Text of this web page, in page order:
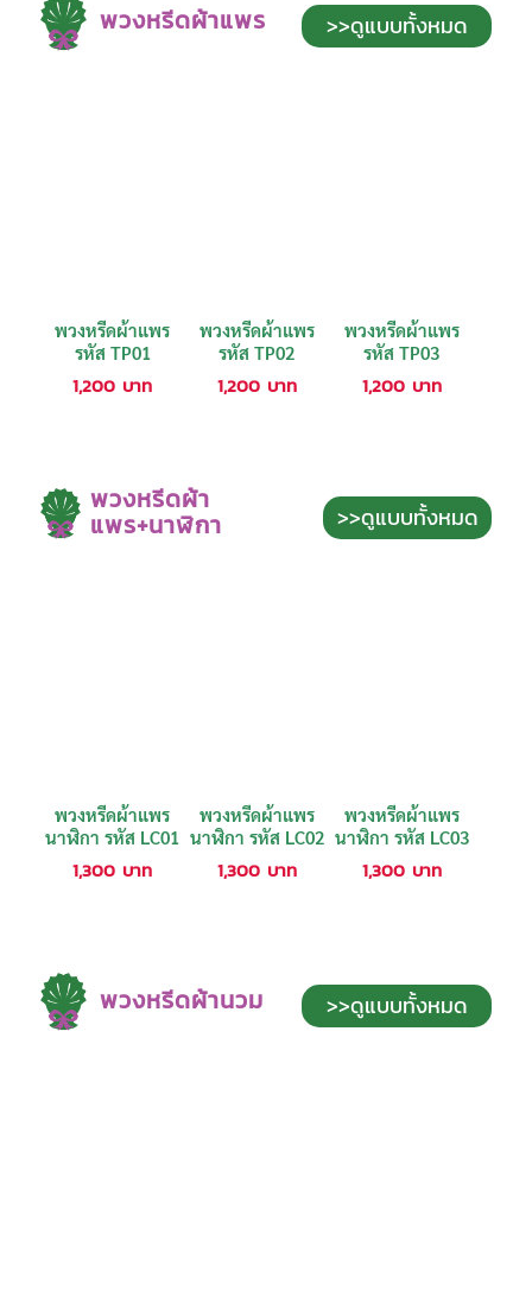
พวงหรีดผ้าแพร >>ดูแบบทั้งหมด
พวงหรีดผ้าแพร
รหัส TP01
1,200 บาท
พวงหรีดผ้าแพร
รหัส TP02
1,200 บาท
พวงหรีดผ้าแพร
รหัส TP03
1,200 บาท
พวงหรีดผ้า
แพร+นาฬิกา >>ดูแบบทั้งหมด
พวงหรีดผ้าแพร
นาฬิกา รหัส LC01
1,300 บาท
พวงหรีดผ้าแพร
นาฬิกา รหัส LC02
1,300 บาท
พวงหรีดผ้าแพร
นาฬิกา รหัส LC03
1,300 บาท
พวงหรีดผ้านวม >>ดูแบบทั้งหมด